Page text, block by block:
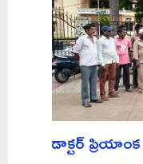
డాక్టర్